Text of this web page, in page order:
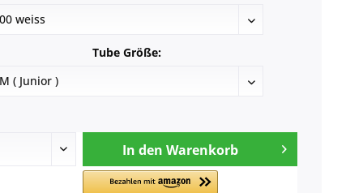
Tube Größe:
In den Warenkorb